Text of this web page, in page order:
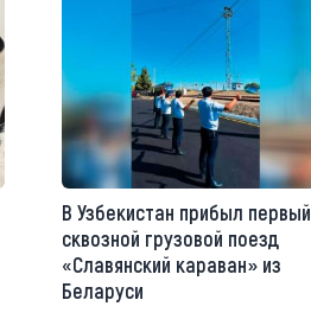
В Узбекистан прибыл первый
сквозной грузовой поезд
«Славянский караван» из
Беларуси